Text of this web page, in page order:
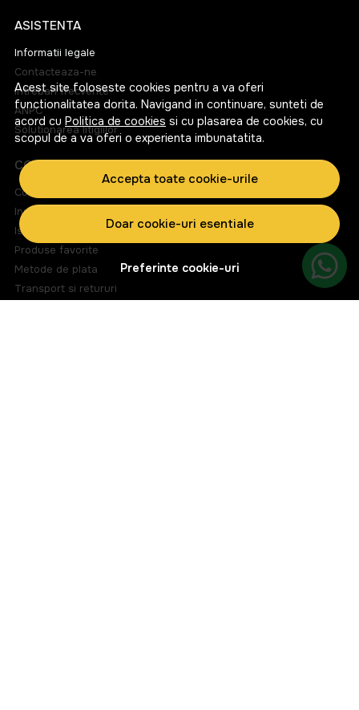
Acest site foloseste cookies pentru a va oferi
functionalitatea dorita. Navigand in continuare, sunteti de
acord cu Politica de cookies si cu plasarea de cookies, cu
scopul de a va oferi o experienta imbunatatita.
Accepta toate cookie-urile
Doar cookie-uri esentiale
Preferinte cookie-uri
ASISTENTA
Informatii legale
Contacteaza-ne
Intrebari frecvente
ANPC
Solutionarea litigiilor
CONT CLIENT
Contul meu
Inregistrare
Istoric comenzi
Produse favorite
Metode de plata
Transport si retururi